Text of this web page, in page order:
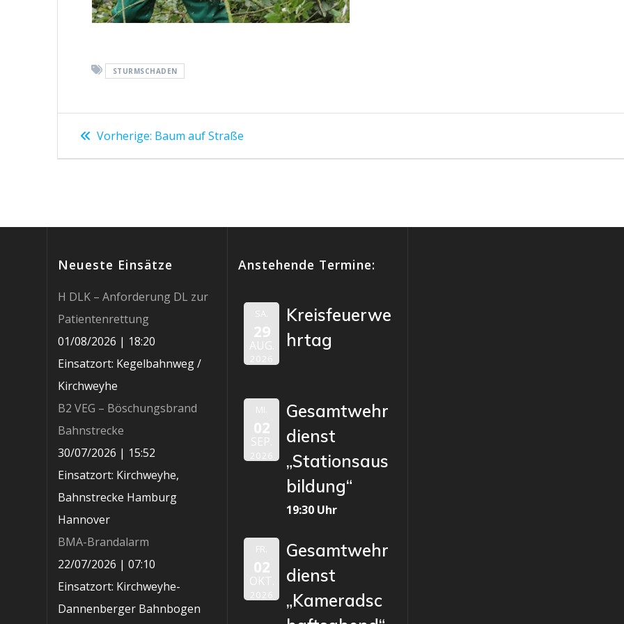
STURMSCHADEN
Beitragsnavigation
Vorherige: Vorheriger
Baum auf Straße
Neueste Einsätze
H DLK – Anforderung DL zur
Patientenrettung
01/08/2026 | 18:20
Einsatzort: Kegelbahnweg /
Kirchweyhe
B2 VEG – Böschungsbrand
Bahnstrecke
30/07/2026 | 15:52
Einsatzort: Kirchweyhe,
Bahnstrecke Hamburg
Hannover
BMA-Brandalarm
22/07/2026 |07:10
Einsatzort: Kirchweyhe-
Dannenberger Bahnbogen
Anstehende Termine:
SA.
29
AUG.
2026
Kreisfeuerwe
hrtag
MI.
02
SEP.
2026
Gesamtwehr
dienst
„Stationsaus
bildung“
19:30 Uhr
FR.
02
OKT.
2026
Gesamtwehr
dienst
„Kameradsc